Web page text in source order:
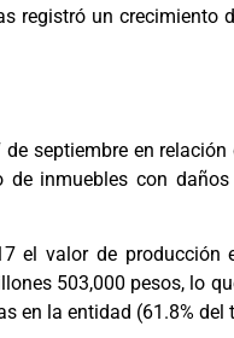
registró un crecimiento
septiembre en relación
de inmuebles con
el valor de producción
503,000 pesos, lo
en la entidad (61.8% del